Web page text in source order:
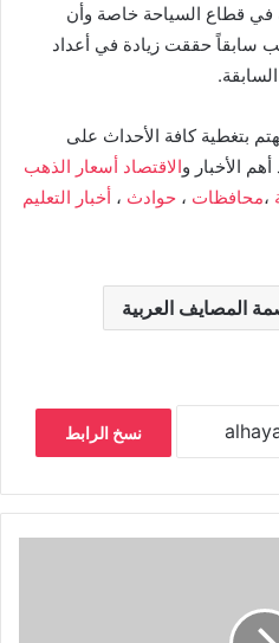
في قطاع السياحة خاصة وأن
سابقاً حققت زيادة في أعداد
بتغطية كافة الأحداث على
الأخبار والاقتصاد أسعار الذهب
،محافظات ، حوادث ، أخبار التعليم
المصايف العربية
نسخ الرابط